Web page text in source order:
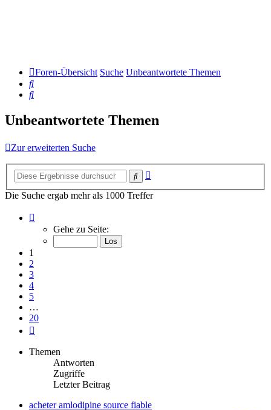
Foren-Übersicht Suche Unbeantwortete Themen
Suche
Suche
Unbeantwortete Themen
Zur erweiterten Suche
Suche
Die Suche ergab mehr als 1000 Treffer
von
Gehe zu Seite:
1
2
3
4
5
…
20
Themen
Antworten
Zugriffe
Letzter Beitrag
acheter amlodipine source fiable